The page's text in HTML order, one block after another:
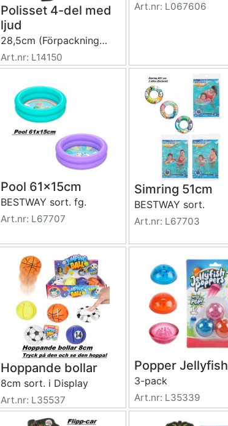
Polisset 4-del med
ljud
28,5cm (Förpackningen)
Art.nr: L14150
Art.nr: L067606
Pool 61x15cm
BESTWAY sort. fg.
Art.nr: L67707
Simring 51cm
BESTWAY sort.
Art.nr: L67703
Hoppande bollar
8cm sort. i Display
Art.nr: L35537
Popper Jellyfish
3-pack
Art.nr: L35339